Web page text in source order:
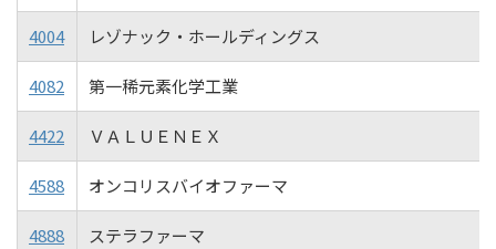
4004 レゾナック・ホールディングス
4082 第一稀元素化学工業
4422 ＶＡＬＵＥＮＥＸ
4588 オンコリスバイオファーマ
4888 ステラファーマ